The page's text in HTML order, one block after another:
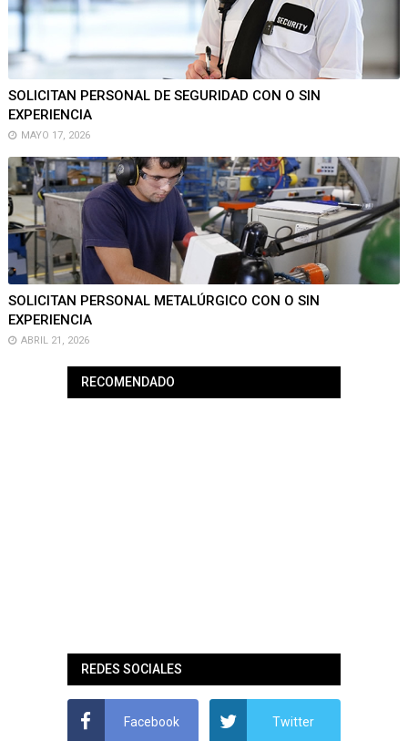
SOLICITAN PERSONAL DE SEGURIDAD CON O SIN
EXPERIENCIA
MAYO 17, 2026
SOLICITAN PERSONAL METALÚRGICO CON O SIN
EXPERIENCIA
ABRIL 21, 2026
RECOMENDADO
REDES SOCIALES
Facebook Twitter